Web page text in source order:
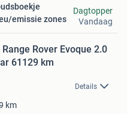
emissie zones
Dagtopper
Vandaag
Rover Evoque 2.0
61129 km
Details
km